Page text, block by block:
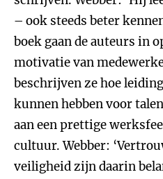
– ook steeds beter
boek gaan de auteurs in
motivatie van
beschrijven ze hoe
kunnen hebben voor
aan een prettige
cultuur. Webber:
veiligheid zijn daarin